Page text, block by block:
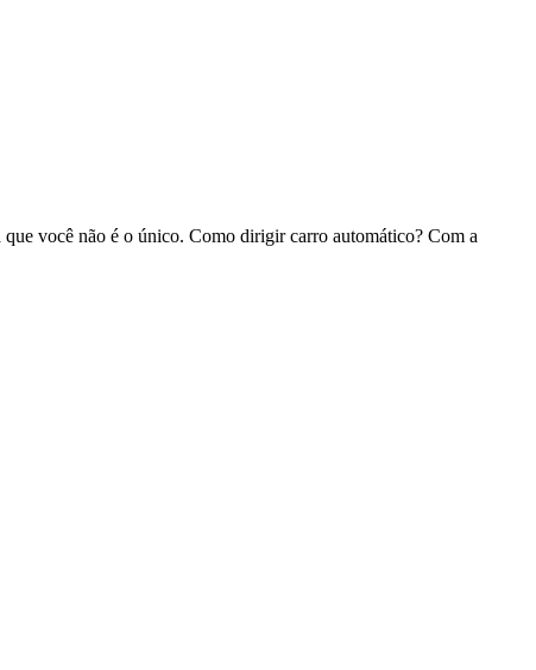
você não é o único. Como dirigir carro automático? Com a